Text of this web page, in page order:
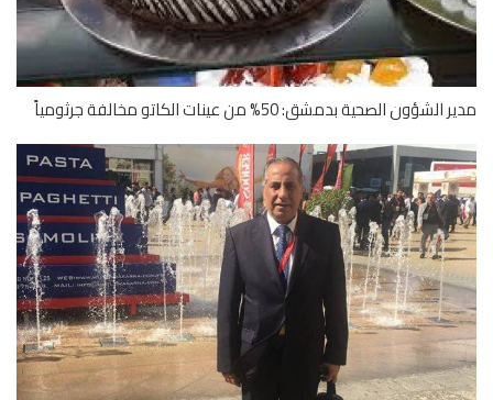
الصحية بدمشق: 50% من عينات الكاتو مخالفة جرثومياً